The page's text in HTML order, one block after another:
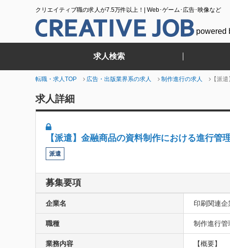
クリエイティブ職の求人が7.5万件以上！| Web･ゲーム･広告･映像など
powered
求人検索
転職・求人TOP 広告・出版業界系の求人 制作進行の求人 【派
求人詳細
【派遣】金融商品の資料制作における進行管
派遣
募集要項
企業名 印刷関連企
職種 制作進行
業務内容
【概要】